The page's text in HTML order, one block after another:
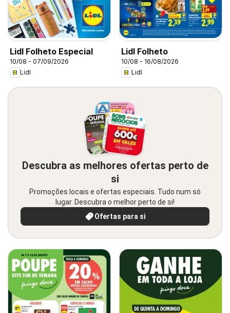
Lidl Folheto Especial
10/08 - 07/09/2026
Lidl
Lidl Folheto
10/08 - 16/08/2026
Lidl
Descubra as melhores ofertas perto de
si
Promoções locais e ofertas especiais. Tudo num só
lugar. Descubra o melhor perto de si!
Ofertas para si